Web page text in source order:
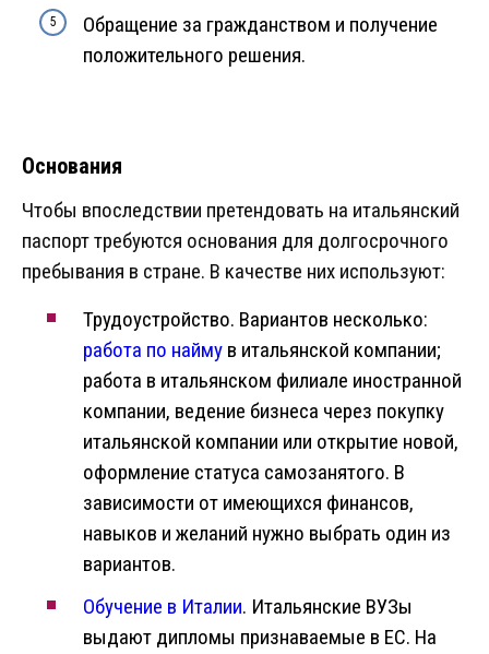
Обращение за гражданством и получение
положительного решения.
Основания
Чтобы впоследствии претендовать на итальянский
паспорт требуются основания для долгосрочного
пребывания в стране. В качестве них используют:
Трудоустройство. Вариантов несколько:
работа по найму в итальянской компании;
работа в итальянском филиале иностранной
компании, ведение бизнеса через покупку
итальянской компании или открытие новой,
оформление статуса самозанятого. В
зависимости от имеющихся финансов,
навыков и желаний нужно выбрать один из
вариантов.
Обучение в Италии. Итальянские ВУЗы
выдают дипломы признаваемые в ЕС. На